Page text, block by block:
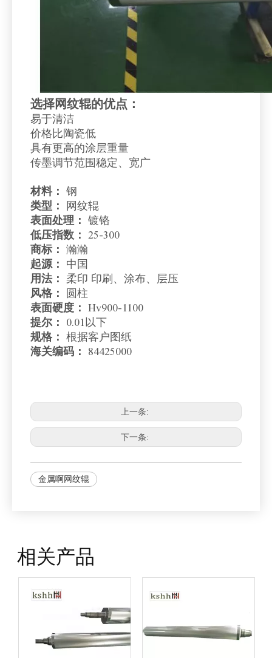
选择网纹辊的优点：
易于清洁
价格比陶瓷低
具有更高的涂层重量
传墨调节范围稳定、宽广
材料： 钢
类型：
网纹辊
表面处理： 镀铬
低压指数： 25-300
商标： 瀚瀚
起源：
中国
用法： 柔印 印刷、涂布、层压
风格：
圆柱
表面硬度： Hv900-1100
提尔： 0.01以下
规格： 根据客户图纸
海关编码：
84425000
上一条:
下一条:
金属啊网纹辊
相关产品